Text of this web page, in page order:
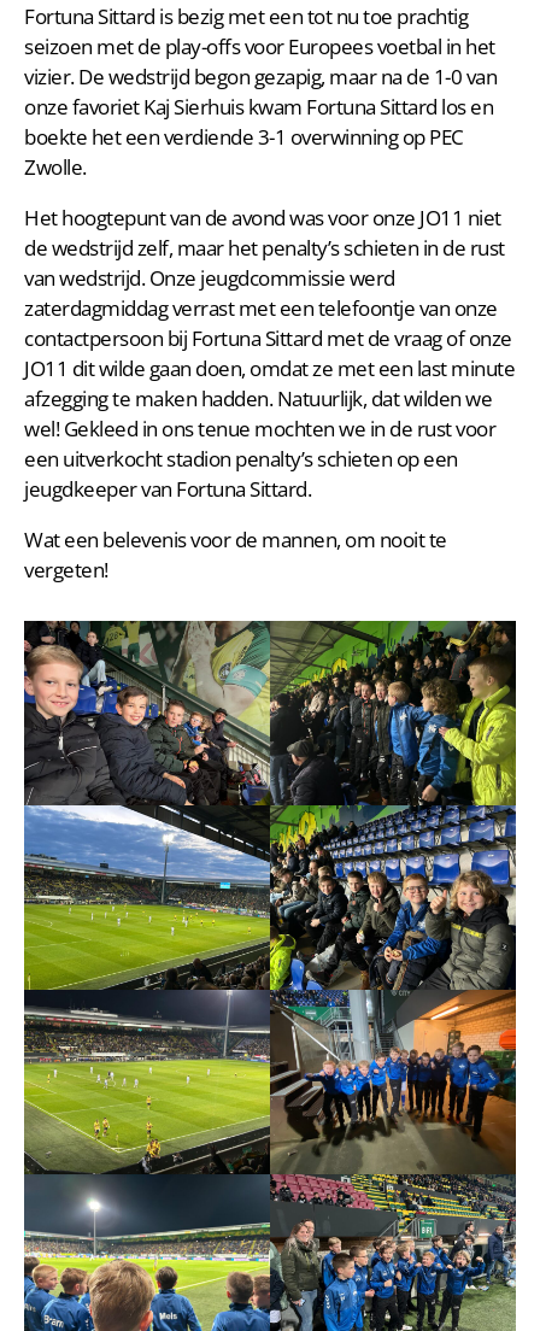
Fortuna Sittard is bezig met een tot nu toe prachtig
seizoen met de play-offs voor Europees voetbal in het
vizier. De wedstrijd begon gezapig, maar na de 1-0 van
onze favoriet Kaj Sierhuis kwam Fortuna Sittard los en
boekte het een verdiende 3-1 overwinning op PEC
Zwolle.
Het hoogtepunt van de avond was voor onze JO11 niet
de wedstrijd zelf, maar het penalty’s schieten in de rust
van wedstrijd. Onze jeugdcommissie werd
zaterdagmiddag verrast met een telefoontje van onze
contactpersoon bij Fortuna Sittard met de vraag of onze
JO11 dit wilde gaan doen, omdat ze met een last minute
afzegging te maken hadden. Natuurlijk, dat wilden we
wel! Gekleed in ons tenue mochten we in de rust voor
een uitverkocht stadion penalty’s schieten op een
jeugdkeeper van Fortuna Sittard.
Wat een belevenis voor de mannen, om nooit te
vergeten!